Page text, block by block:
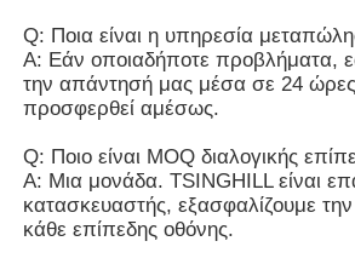
Q: Ποια είναι η υπηρεσία
Α: Εάν οποιαδήποτε προβλήματα,
την απάντησή μας μέσα σε 24
προσφερθεί αμέσως.
Q: Ποιο είναι MOQ διαλογικής
Α: Μια μονάδα. TSINGHILL είναι
κατασκευαστής, εξασφαλίζουμε
κάθε επίπεδης οθόνης.